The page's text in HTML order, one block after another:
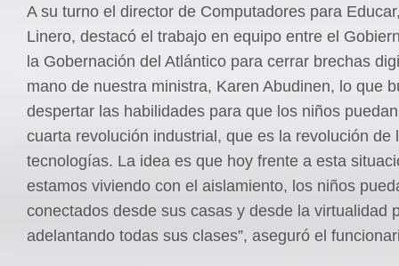
A su turno el director de Computadores para
Linero, destacó el trabajo en equipo entre el
la Gobernación del Atlántico para cerrar brechas
mano de nuestra ministra, Karen Abudinen, lo que
despertar las habilidades para que los niños
cuarta revolución industrial, que es la revolución de
tecnologías. La idea es que hoy frente a esta
estamos viviendo con el aislamiento, los niños
conectados desde sus casas y desde la virtualidad
adelantando todas sus clases”, aseguró el